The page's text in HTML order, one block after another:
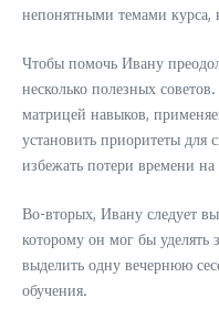
непонятными темами курса,
Чтобы помочь Ивану
несколько полезных
матрицей навыков,
установить приоритеты для
избежать потери времени
Во-вторых, Ивану следует
которому он мог бы
выделить одну вечернюю
обучения.